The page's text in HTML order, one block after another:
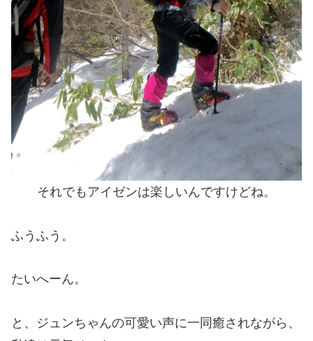
それでもアイゼンは楽しいんですけどね。
ふうふう。
たいへーん。
と、ジュンちゃんの可愛い声に一同癒されながら、